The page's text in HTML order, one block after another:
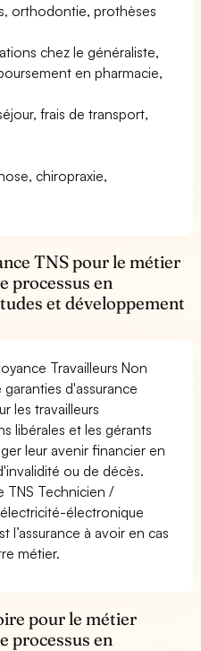
orthodontie, prothèses
chez le généraliste,
en pharmacie,
frais de transport,
chiropraxie,
TNS pour le métier
processus en
et développement
Travailleurs Non
d'assurance
les travailleurs
libérales et les gérants
leur avenir financier en
ou de décès.
TNS Technicien /
électronique
à avoir en cas
métier.
pour le métier
processus en